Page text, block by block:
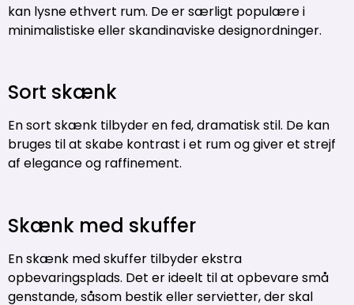
kan lysne ethvert rum. De er særligt populære i
minimalistiske eller skandinaviske designordninger.
Sort skænk
En sort skænk tilbyder en fed, dramatisk stil. De kan
bruges til at skabe kontrast i et rum og giver et strejf
af elegance og raffinement.
Skænk med skuffer
En skænk med skuffer tilbyder ekstra
opbevaringsplads. Det er ideelt til at opbevare små
genstande, såsom bestik eller servietter, der skal